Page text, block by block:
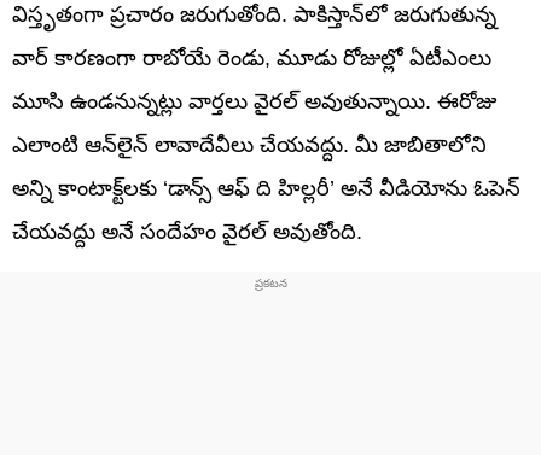
విస్తృతంగా ప్రచారం జరుగుతోంది. పాకిస్తాన్‌లో జరుగుతున్న
వార్‌ కారణంగా రాబోయే రెండు, మూడు రోజుల్లో ఏటీఎంలు
మూసి ఉండనున్నట్లు వార్తలు వైరల్ అవుతున్నాయి. ఈరోజు
ఎలాంటి ఆన్‌లైన్ లావాదేవీలు చేయవద్దు. మీ జాబితాలోని
అన్ని కాంటాక్ట్‌లకు ‘డాన్స్ ఆఫ్ ది హిల్లరీ’ అనే వీడియోను ఓపెన్‌
చేయవద్దు అనే సందేహం వైరల్‌ అవుతోంది.